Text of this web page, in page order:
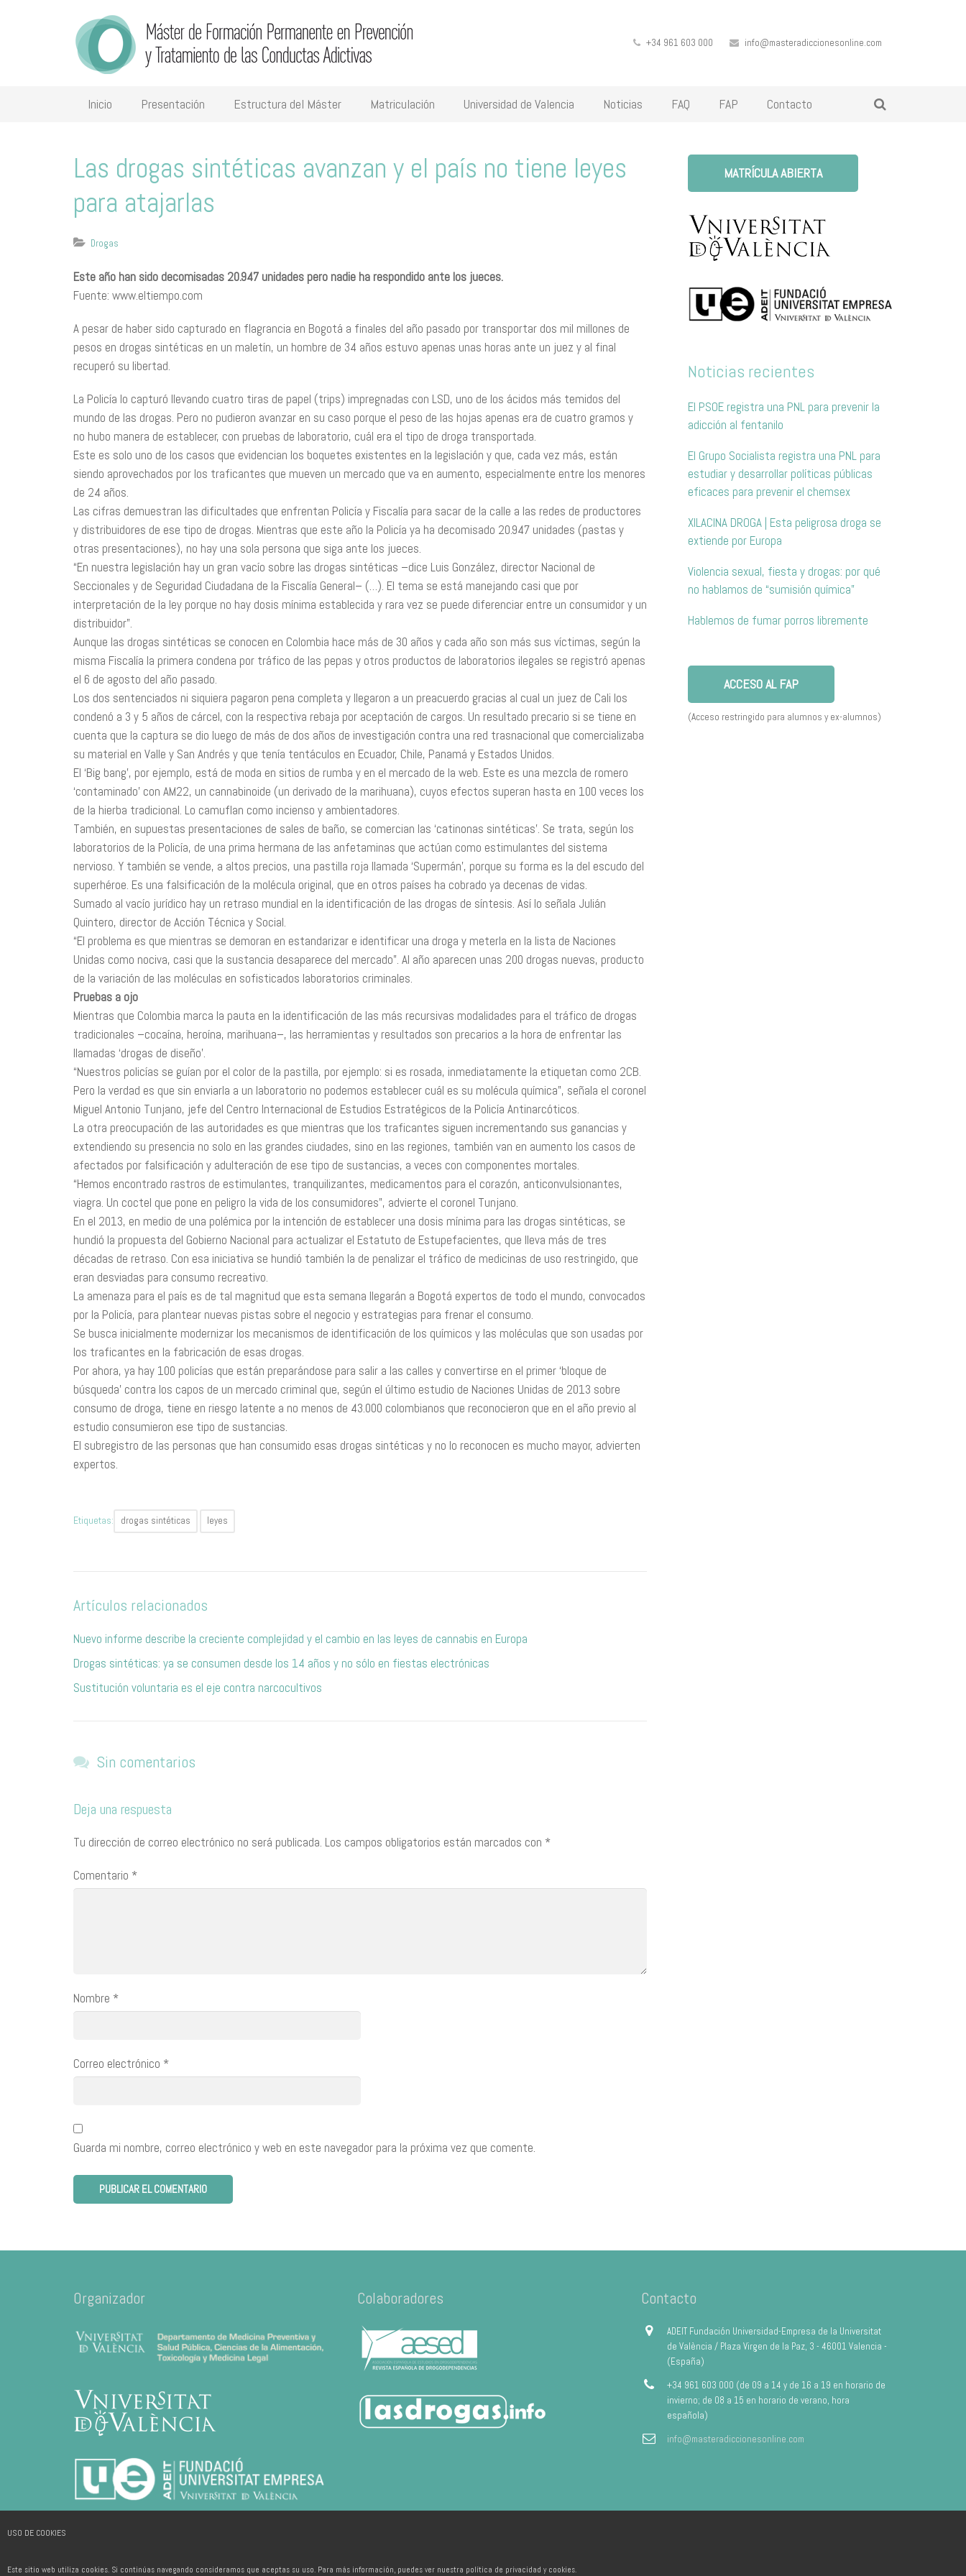
USO DE COOKIES
Este sitio web utiliza cookies. Si continúas navegando consideramos que aceptas su uso. Para más información, puedes ver nuestra política de privacidad y cookies.
+34 961 603 000 info@masteradiccionesonline.com
Inicio Presentación Estructura del Máster Matriculación Universidad de Valencia Noticias FAQ FAP Contacto
Las drogas sintéticas avanzan y el país no tiene leyes
para atajarlas
Drogas
Este año han sido decomisadas 20.947 unidades pero nadie ha respondido ante los jueces.
Fuente: www.eltiempo.com
A pesar de haber sido capturado en flagrancia en Bogotá a finales del año pasado por transportar dos mil millones de
pesos en drogas sintéticas en un maletín, un hombre de 34 años estuvo apenas unas horas ante un juez y al final
recuperó su libertad.
La Policía lo capturó llevando cuatro tiras de papel (trips) impregnadas con LSD, uno de los ácidos más temidos del
mundo de las drogas. Pero no pudieron avanzar en su caso porque el peso de las hojas apenas era de cuatro gramos y
no hubo manera de establecer, con pruebas de laboratorio, cuál era el tipo de droga transportada.
Este es solo uno de los casos que evidencian los boquetes existentes en la legislación y que, cada vez más, están
siendo aprovechados por los traficantes que mueven un mercado que va en aumento, especialmente entre los menores
de 24 años.
Las cifras demuestran las dificultades que enfrentan Policía y Fiscalía para sacar de la calle a las redes de productores
y distribuidores de ese tipo de drogas. Mientras que este año la Policía ya ha decomisado 20.947 unidades (pastas y
otras presentaciones), no hay una sola persona que siga ante los jueces.
“En nuestra legislación hay un gran vacío sobre las drogas sintéticas –dice Luis González, director Nacional de
Seccionales y de Seguridad Ciudadana de la Fiscalía General– (…). El tema se está manejando casi que por
interpretación de la ley porque no hay dosis mínima establecida y rara vez se puede diferenciar entre un consumidor y un
distribuidor”.
Aunque las drogas sintéticas se conocen en Colombia hace más de 30 años y cada año son más sus víctimas, según la
misma Fiscalía la primera condena por tráfico de las pepas y otros productos de laboratorios ilegales se registró apenas
el 6 de agosto del año pasado.
Los dos sentenciados ni siquiera pagaron pena completa y llegaron a un preacuerdo gracias al cual un juez de Cali los
condenó a 3 y 5 años de cárcel, con la respectiva rebaja por aceptación de cargos. Un resultado precario si se tiene en
cuenta que la captura se dio luego de más de dos años de investigación contra una red trasnacional que comercializaba
su material en Valle y San Andrés y que tenía tentáculos en Ecuador, Chile, Panamá y Estados Unidos.
El ‘Big bang’, por ejemplo, está de moda en sitios de rumba y en el mercado de la web. Este es una mezcla de romero
‘contaminado’ con AM­22, un cannabinoide (un derivado de la marihuana), cuyos efectos superan hasta en 100 veces los
de la hierba tradicional. Lo camuflan como incienso y ambientadores.
También, en supuestas presentaciones de sales de baño, se comercian las ‘catinonas sintéticas’. Se trata, según los
laboratorios de la Policía, de una prima hermana de las anfetaminas que actúan como estimulantes del sistema
nervioso. Y también se vende, a altos precios, una pastilla roja llamada ‘Supermán’, porque su forma es la del escudo del
superhéroe. Es una falsificación de la molécula original, que en otros países ha cobrado ya decenas de vidas.
Sumado al vacío jurídico hay un retraso mundial en la identificación de las drogas de síntesis. Así lo señala Julián
Quintero, director de Acción Técnica y Social.
“El problema es que mientras se demoran en estandarizar e identificar una droga y meterla en la lista de Naciones
Unidas como nociva, casi que la sustancia desaparece del mercado”. Al año aparecen unas 200 drogas nuevas, producto
de la variación de las moléculas en sofisticados laboratorios criminales.
Pruebas a ojo
Mientras que Colombia marca la pauta en la identificación de las más recursivas modalidades para el tráfico de drogas
tradicionales –cocaína, heroína, marihuana–, las herramientas y resultados son precarios a la hora de enfrentar las
llamadas ‘drogas de diseño’.
“Nuestros policías se guían por el color de la pastilla, por ejemplo: si es rosada, inmediatamente la etiquetan como 2CB.
Pero la verdad es que sin enviarla a un laboratorio no podemos establecer cuál es su molécula química”, señala el coronel
Miguel Antonio Tunjano, jefe del Centro Internacional de Estudios Estratégicos de la Policía Antinarcóticos.
La otra preocupación de las autoridades es que mientras que los traficantes siguen incrementando sus ganancias y
extendiendo su presencia no solo en las grandes ciudades, sino en las regiones, también van en aumento los casos de
afectados por falsificación y adulteración de ese tipo de sustancias, a veces con componentes mortales.
“Hemos encontrado rastros de estimulantes, tranquilizantes, medicamentos para el corazón, anticonvulsionantes,
viagra. Un coctel que pone en peligro la vida de los consumidores”, advierte el coronel Tunjano.
En el 2013, en medio de una polémica por la intención de establecer una dosis mínima para las drogas sintéticas, se
hundió la propuesta del Gobierno Nacional para actualizar el Estatuto de Estupefacientes, que lleva más de tres
décadas de retraso. Con esa iniciativa se hundió también la de penalizar el tráfico de medicinas de uso restringido, que
eran desviadas para consumo recreativo.
La amenaza para el país es de tal magnitud que esta semana llegarán a Bogotá expertos de todo el mundo, convocados
por la Policía, para plantear nuevas pistas sobre el negocio y estrategias para frenar el consumo.
Se busca inicialmente modernizar los mecanismos de identificación de los químicos y las moléculas que son usadas por
los traficantes en la fabricación de esas drogas.
Por ahora, ya hay 100 policías que están preparándose para salir a las calles y convertirse en el primer ‘bloque de
búsqueda’ contra los capos de un mercado criminal que, según el último estudio de Naciones Unidas de 2013 sobre
consumo de droga, tiene en riesgo latente a no menos de 43.000 colombianos que reconocieron que en el año previo al
estudio consumieron ese tipo de sustancias.
El subregistro de las personas que han consumido esas drogas sintéticas y no lo reconocen es mucho mayor, advierten
expertos.
Etiquetas: drogas sintéticas leyes
Artículos relacionados
Nuevo informe describe la creciente complejidad y el cambio en las leyes de cannabis en Europa
Drogas sintéticas: ya se consumen desde los 14 años y no sólo en fiestas electrónicas
Sustitución voluntaria es el eje contra narcocultivos
Sin comentarios
Deja una respuesta
Tu dirección de correo electrónico no será publicada. Los campos obligatorios están marcados con *
Comentario *
Nombre *
Correo electrónico *
Guarda mi nombre, correo electrónico y web en este navegador para la próxima vez que comente.
MATRÍCULA ABIERTA
Noticias recientes
El PSOE registra una PNL para prevenir la
adicción al fentanilo
El Grupo Socialista registra una PNL para
estudiar y desarrollar políticas públicas
eficaces para prevenir el chemsex
XILACINA DROGA | Esta peligrosa droga se
extiende por Europa
Violencia sexual, fiesta y drogas: por qué
no hablamos de “sumisión química”
Hablemos de fumar porros libremente
ACCESO AL FAP
(Acceso restringido para alumnos y ex-alumnos)
Organizador Colaboradores Contacto
ADEIT Fundación Universidad-Empresa de la Universitat
de València / Plaza Virgen de la Paz, 3 - 46001 Valencia -
(España)
+34 961 603 000 (de 09 a 14 y de 16 a 19 en horario de
invierno; de 08 a 15 en horario de verano, hora
española)
info@masteradiccionesonline.com
2026 © ADEIT, Fundación Universidad-Empresa de la Universitat de València - Developed byIxotype Inicio